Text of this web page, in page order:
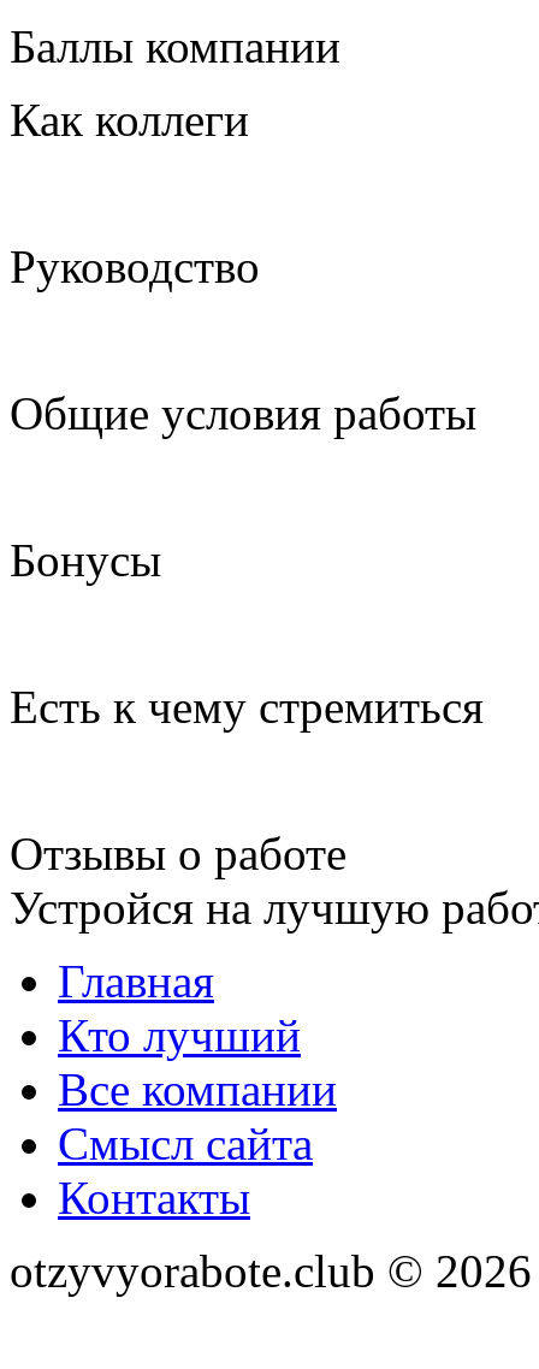
Баллы компании
Как коллеги
Руководство
Общие условия работы
Бонусы
Есть к чему стремиться
Отзывы о работе
Устройся на лучшую
Главная
Кто лучший
Все компании
Смысл сайта
Контакты
otzyvyorabote.club © 2026